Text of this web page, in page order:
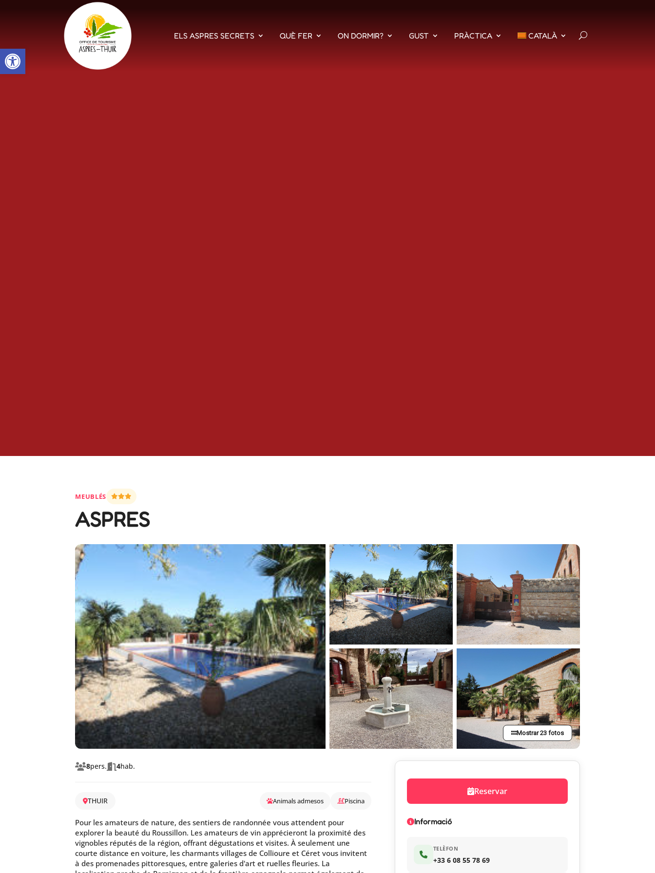
Open toolbar
ELS ASPRES SECRETS QUÈ FER ON DORMIR? GUST PRÀCTICA CATALÀ
MEUBLÉS
ASPRES
Mostrar 23 fotos
8pers. 4hab.
THUIR Animals admesos Piscina
Pour les amateurs de nature, des sentiers de randonnée vous attendent pour
explorer la beauté du Roussillon. Les amateurs de vin apprécieront la proximité des
vignobles réputés de la région, offrant dégustations et visites. À seulement une
courte distance en voiture, les charmants villages de Collioure et Céret vous invitent
à des promenades pittoresques, entre galeries d'art et ruelles fleuries. La
Reservar
Informació
TELÈFON
+33 6 08 55 78 69